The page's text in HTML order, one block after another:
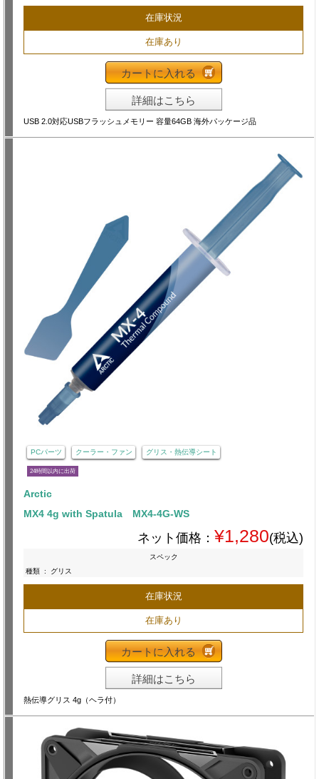
在庫状況
在庫あり
カートに入れる
詳細はこちら
USB 2.0対応USBフラッシュメモリー 容量64GB 海外パッケージ品
PCパーツ クーラー・ファン グリス・熱伝導シート
24時間以内に出荷
Arctic
MX4 4g with Spatula MX4-4G-WS
ネット価格： ¥1,280(税込)
スペック
種類 : グリス
在庫状況
在庫あり
カートに入れる
詳細はこちら
熱伝導グリス 4g（ヘラ付）